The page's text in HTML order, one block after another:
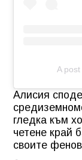
A
Алисия
гледка към
четене край
своите